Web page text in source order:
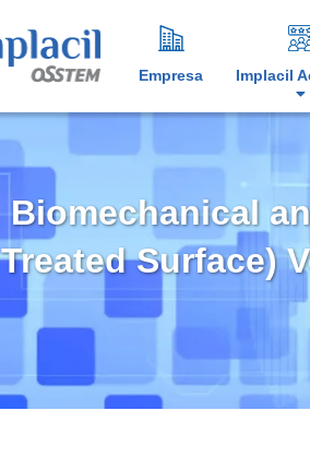
Empresa Implacil
Biomechanical
Treated Surface)